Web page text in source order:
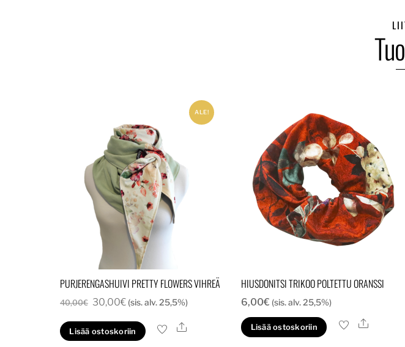
ALE!
PURJERENGASHUIVI PRETTY FLOWERS VIHREÄ
40,00€ Alkuperäinen
oli:
30,00€Nykyinen
on:
(sis. alv. 25,5%)
Lisää ostoskoriin Ale
HIUSDONITSI TRIKOO POLTETTU ORANSSI
6,00€ (sis. alv. 25,5%)
Lisää ostoskoriin Ale